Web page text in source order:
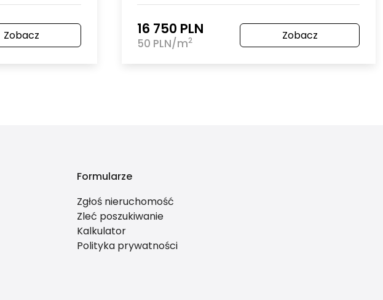
Zobacz 16 750 PLN
50 PLN/m2 Zobacz
Formularze
Zgłoś nieruchomość
Zleć poszukiwanie
Kalkulator
Polityka prywatności